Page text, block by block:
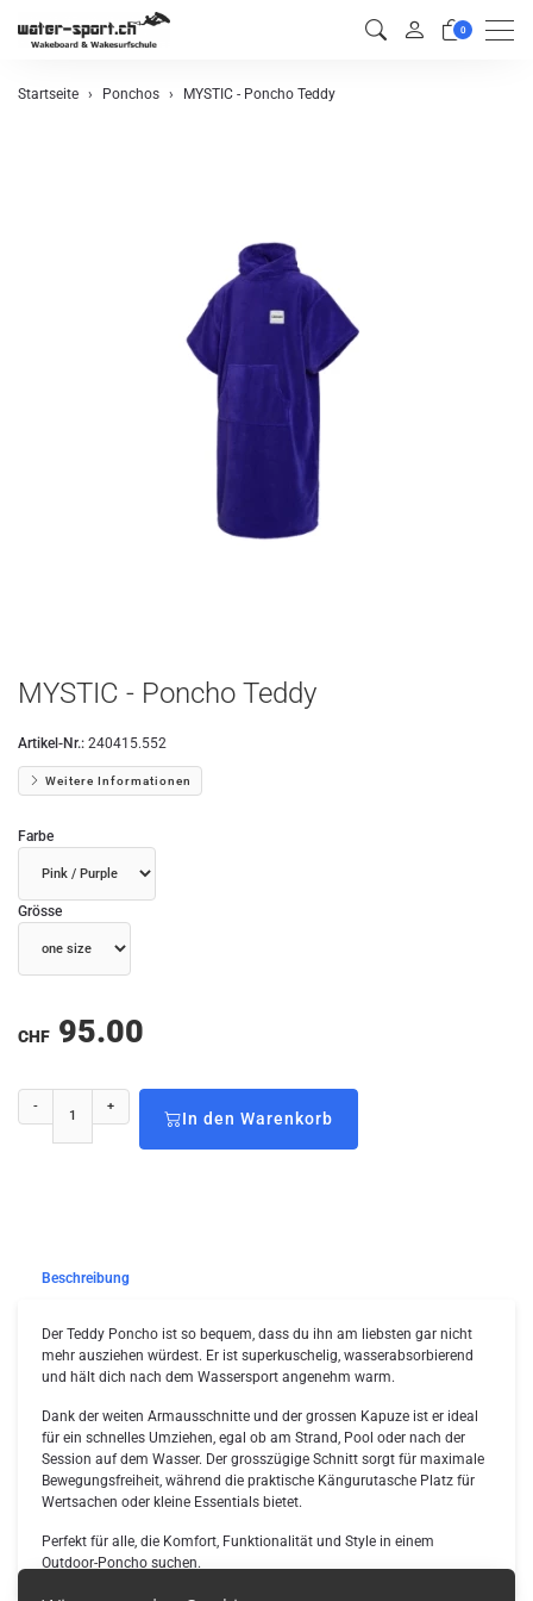
0 Menu
Startseite Ponchos MYSTIC - Poncho Teddy
MYSTIC - Poncho Teddy
Artikel-Nr.: 240415.552
Weitere Informationen
Farbe
Grösse
CHF 95.00
- +
In den Warenkorb
Beschreibung
Der Teddy Poncho ist so bequem, dass du ihn am liebsten gar nicht
mehr ausziehen würdest. Er ist superkuschelig, wasserabsorbierend
und hält dich nach dem Wassersport angenehm warm.
Dank der weiten Armausschnitte und der grossen Kapuze ist er ideal
für ein schnelles Umziehen, egal ob am Strand, Pool oder nach der
Session auf dem Wasser. Der grosszügige Schnitt sorgt für maximale
Bewegungsfreiheit, während die praktische Kängurutasche Platz für
Wertsachen oder kleine Essentials bietet.
Perfekt für alle, die Komfort, Funktionalität und Style in einem
Outdoor-Poncho suchen.